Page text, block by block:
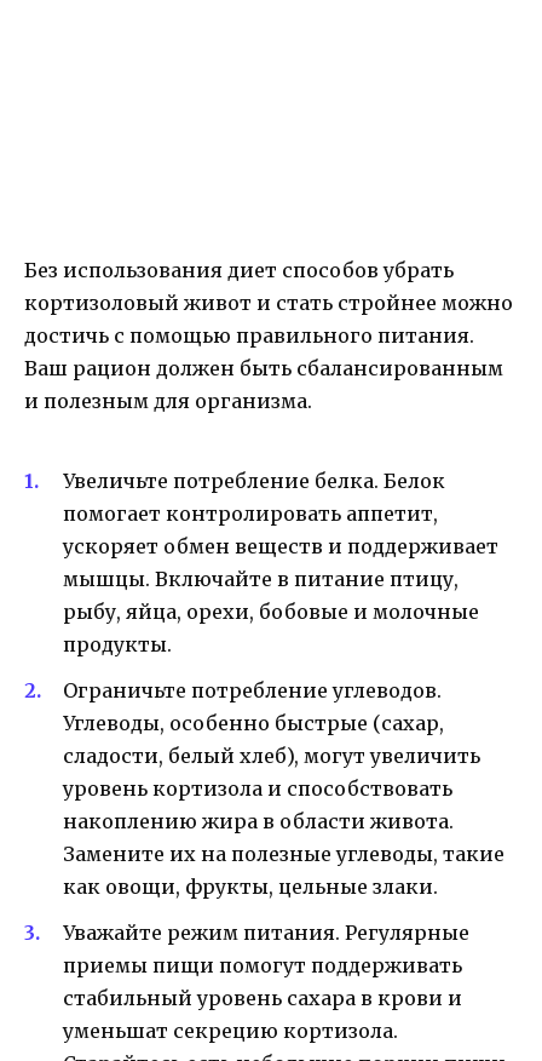
Без использования диет способов убрать
кортизоловый живот и стать стройнее можно
достичь с помощью правильного питания.
Ваш рацион должен быть сбалансированным
и полезным для организма.
Увеличьте потребление белка. Белок
помогает контролировать аппетит,
ускоряет обмен веществ и поддерживает
мышцы. Включайте в питание птицу,
рыбу, яйца, орехи, бобовые и молочные
продукты.
Ограничьте потребление углеводов.
Углеводы, особенно быстрые (сахар,
сладости, белый хлеб), могут увеличить
уровень кортизола и способствовать
накоплению жира в области живота.
Замените их на полезные углеводы, такие
как овощи, фрукты, цельные злаки.
Уважайте режим питания. Регулярные
приемы пищи помогут поддерживать
стабильный уровень сахара в крови и
уменьшат секрецию кортизола.